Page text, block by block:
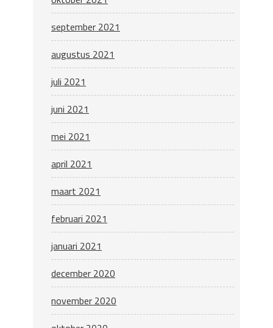
september 2021
augustus 2021
juli 2021
juni 2021
mei 2021
april 2021
maart 2021
februari 2021
januari 2021
december 2020
november 2020